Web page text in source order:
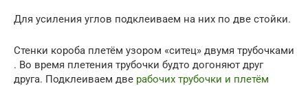
Для усиления углов подклеиваем на них по две стойки.
Стенки короба плетём узором «ситец» двумя трубочками
. Во время плетения трубочки будто догоняют друг
друга. Подклеиваем две рабочих трубочки и плетём